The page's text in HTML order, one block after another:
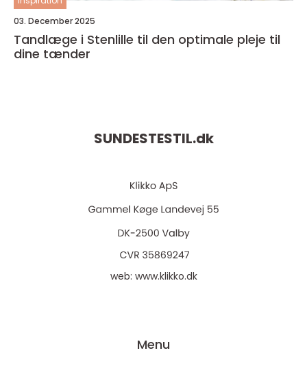
03. December 2025
Tandlæge i Stenlille til den optimale pleje til
dine tænder
SUNDESTESTIL.dk
web: www.klikko.dk
Menu